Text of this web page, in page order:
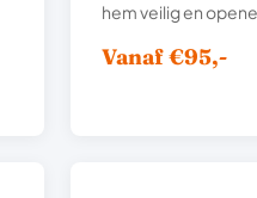
hem veilig en
Vanaf €95,-